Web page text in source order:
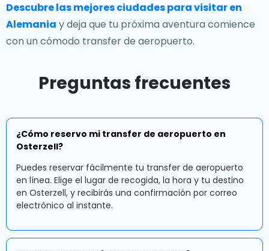
Descubre las mejores ciudades para visitar en
Alemania y deja que tu próxima aventura comience
con un cómodo transfer de aeropuerto.
Preguntas frecuentes
¿Cómo reservo mi transfer de aeropuerto en
Osterzell?
Puedes reservar fácilmente tu transfer de aeropuerto
en línea. Elige el lugar de recogida, la hora y tu destino
en Osterzell, y recibirás una confirmación por correo
electrónico al instante.